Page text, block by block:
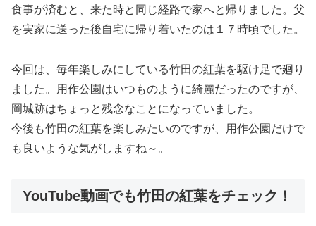
食事が済むと、来た時と同じ経路で家へと帰りました。父
を実家に送った後自宅に帰り着いたのは１７時頃でした。
今回は、毎年楽しみにしている竹田の紅葉を駆け足で廻り
ました。用作公園はいつものように綺麗だったのですが、
岡城跡はちょっと残念なことになっていました。
今後も竹田の紅葉を楽しみたいのですが、用作公園だけで
も良いような気がしますね～。
YouTube動画でも竹田の紅葉をチェック！